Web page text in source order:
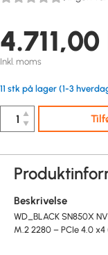
4.711,00
Inkl. moms
11 stk på lager (1-3
▲
▼
Beskrivelse
WD_BLACK SN850X
M.2 2280 – PCIe 4.0 x4